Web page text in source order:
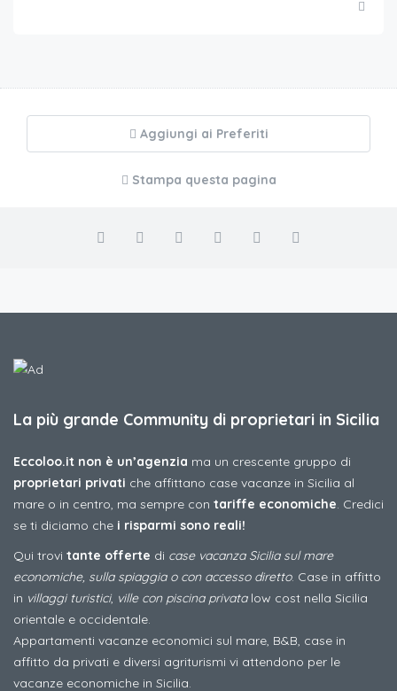
Aggiungi ai Preferiti
Stampa questa pagina
La più grande Community di proprietari in Sicilia
Eccoloo.it non è un’agenzia ma un crescente gruppo di
proprietari privati che affittano case vacanze in Sicilia al
mare o in centro, ma sempre con tariffe economiche. Credici
se ti diciamo che i risparmi sono reali!
Qui trovi tante offerte di case vacanza Sicilia sul mare
economiche, sulla spiaggia o con accesso diretto. Case in affitto
in villaggi turistici, ville con piscina privatalow cost nella Sicilia
orientale e occidentale.
Appartamenti vacanze economici sul mare, B&B, case in
affitto da privati e diversi agriturismi vi attendono per le
vacanze economiche in Sicilia.